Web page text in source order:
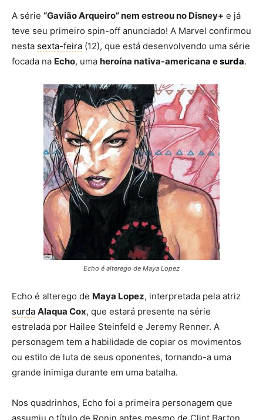
A série “Gavião Arqueiro” nem estreou no Disney+ e já
teve seu primeiro spin-off anunciado! A Marvel confirmou
nesta sexta-feira (12), que está desenvolvendo uma série
focada na Echo, uma heroína nativa-americana esurda.
Echo é alterego de Maya Lopez
Echo é alterego de Maya Lopez, interpretada pela atriz
surda Alaqua Cox, que estará presente na série
estrelada por Hailee Steinfeld e Jeremy Renner. A
personagem tem a habilidade de copiar os movimentos
ou estilo de luta de seus oponentes, tornando-a uma
grande inimiga durante em uma batalha.
Nos quadrinhos, Echo foi a primeira personagem que
assumiu o título de Ronin antes mesmo de Clint Barton,